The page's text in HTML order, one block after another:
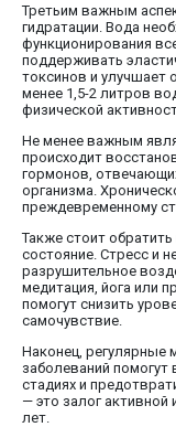
Третьим важным
гидратации. Вода
функционирования
поддерживать
токсинов и улучшает
менее 1,5-2 литров
физической
Не менее важным
происходит
гормонов,
организма.
преждевременному
Также стоит
состояние. Стресс и
разрушительное
медитация, йога или
помогут снизить
самочувствие.
Наконец, регулярные
заболеваний
стадиях и
— это залог активной
лет.